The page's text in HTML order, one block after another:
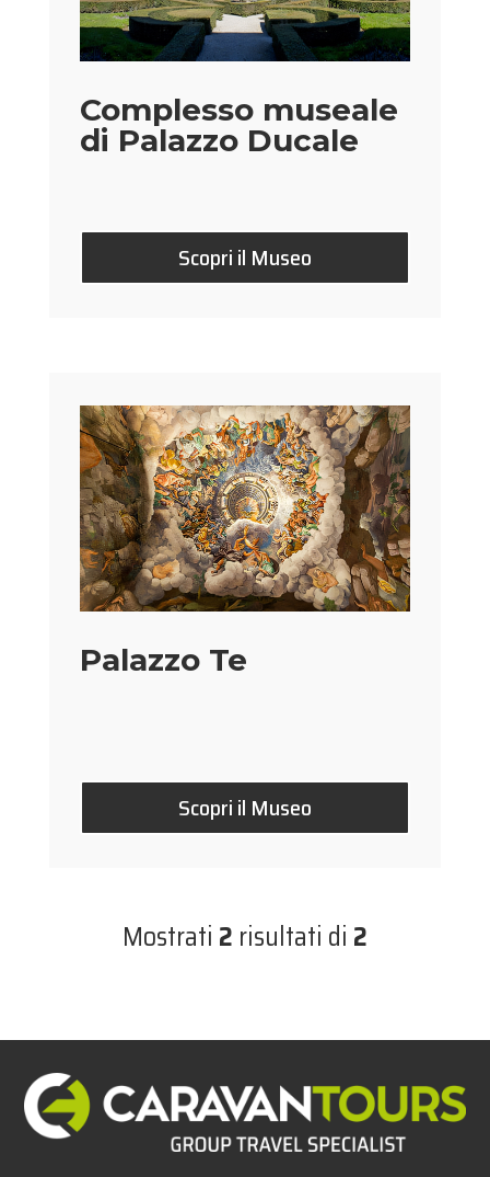
Complesso museale
di Palazzo Ducale
Scopri il Museo
Palazzo Te
Scopri il Museo
Mostrati 2 risultati di 2